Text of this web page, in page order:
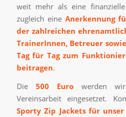
weit mehr als eine
zugleich eine Anerkennung
der zahlreichen
TrainerInnen, Betreuer
Tag für Tag zum
beitragen.
Die 500 Eurowerden wir
Vereinsarbeit eingesetzet.
Sporty Zip Jackets für unser